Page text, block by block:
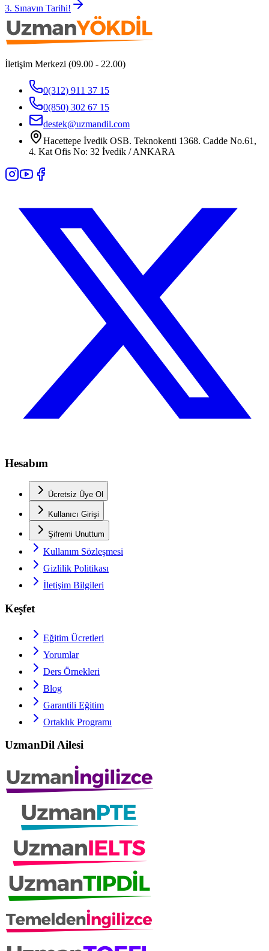
3. Sınavın Tarihi!
İletişim Merkezi (09.00 - 22.00)
0(312) 911 37 15
0(850) 302 67 15
destek@uzmandil.com
Hacettepe İvedik OSB. Teknokenti 1368. Cadde No.61,
4. Kat Ofis No: 32 İvedik / ANKARA
Hesabım
Ücretsiz Üye Ol
Kullanıcı Girişi
Şifremi Unuttum
Kullanım Sözleşmesi
Gizlilik Politikası
İletişim Bilgileri
Keşfet
Eğitim Ücretleri
Yorumlar
Ders Örnekleri
Blog
Garantili Eğitim
Ortaklık Programı
UzmanDil Ailesi